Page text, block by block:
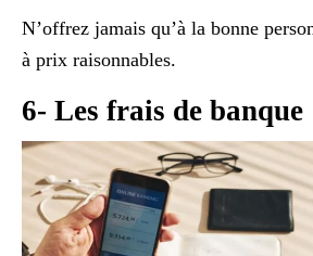
N’offrez jamais qu’à la bonne
à prix raisonnables.
6- Les frais de banque